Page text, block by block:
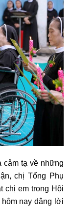
cảm tạ về những
chị Tổng Phụ
chị em trong Hội
nay dâng lời